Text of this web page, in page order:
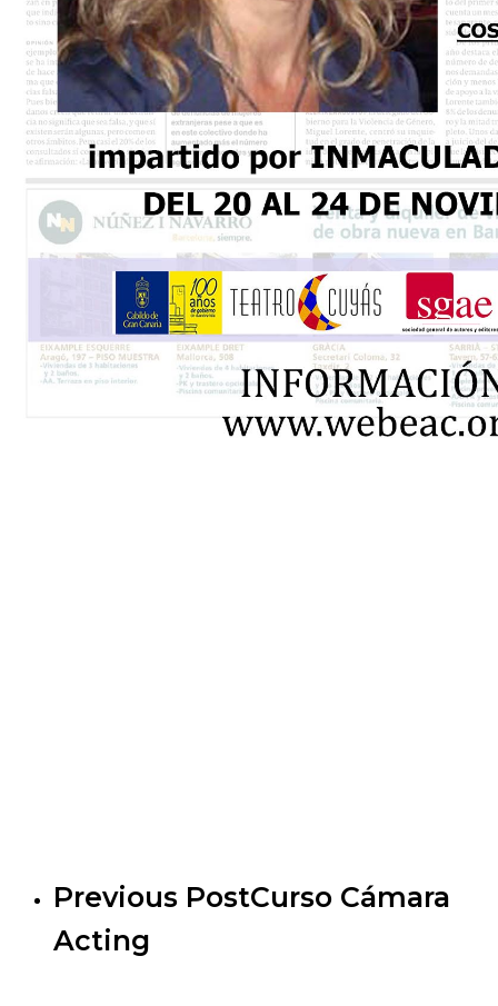
Previous PostCurso Cámara
Acting